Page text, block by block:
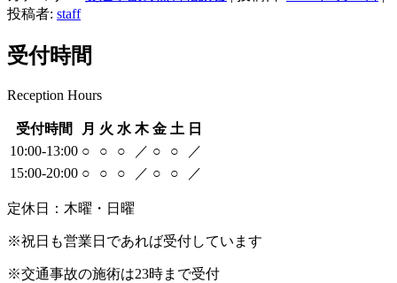
投稿者: staff
受付時間
Reception Hours
受付時間 月 火 水 木 金 土 日
10:00-13:00 ○ ○ ○ ／ ○ ○
／
15:00-20:00 ○ ○ ○ ／ ○ ○ ／
定休日：木曜・日曜
※祝日も営業日であれば受付しています
※交通事故の施術は23時まで受付